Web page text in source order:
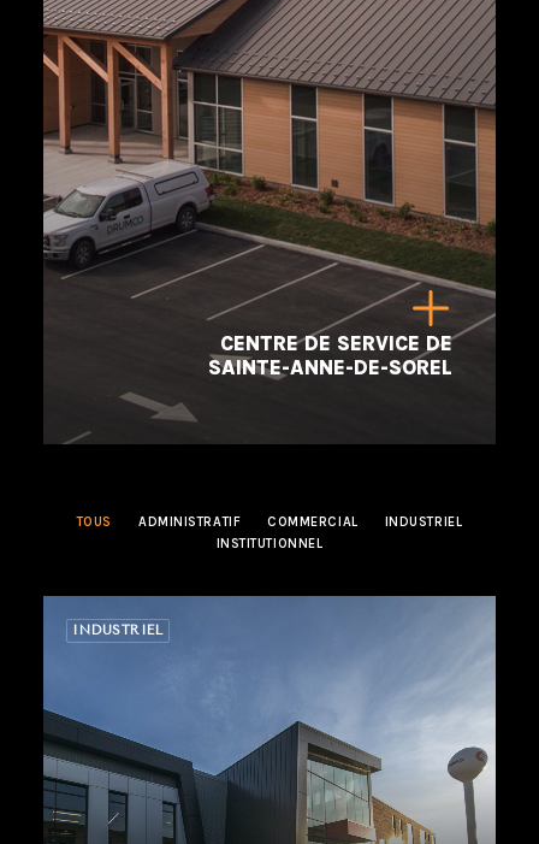
CENTRE DE SERVICE DE
SAINTE-ANNE-DE-SOREL
TOUS ADMINISTRATIF COMMERCIAL
INDUSTRIEL
INSTITUTIONNEL
INDUSTRIEL